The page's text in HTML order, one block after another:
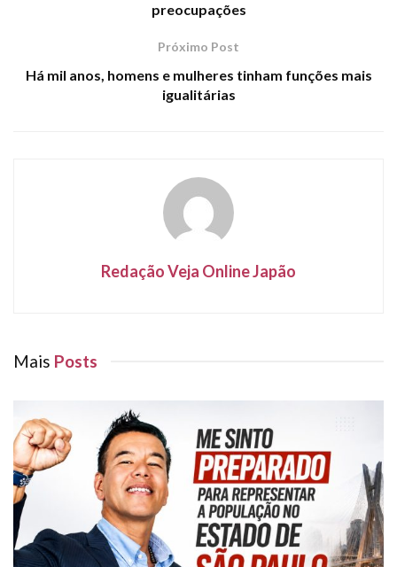
preocupações
Próximo Post
Há mil anos, homens e mulheres tinham funções mais
igualitárias
Redação Veja Online Japão
Mais Posts